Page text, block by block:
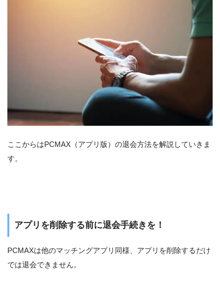
ここからはPCMAX（アプリ版）の退会方法を解説していきま
す。
アプリを削除する前に退会手続きを！
PCMAXは他のマッチングアプリ同様、アプリを削除するだけ
では退会できません。